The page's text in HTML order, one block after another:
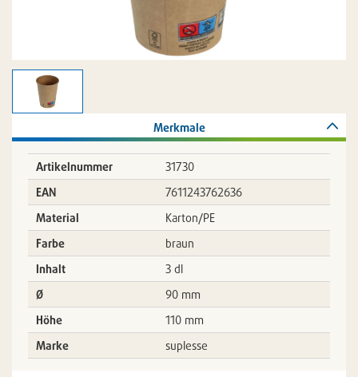
Merkmale
Artikelnummer
31730
EAN
7611243762636
Material
Karton/PE
Farbe
braun
Inhalt
3 dl
Ø
90 mm
Höhe
110 mm
Marke
suplesse